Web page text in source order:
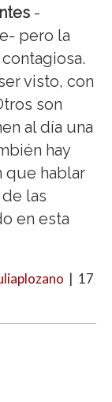
-
pero la
visto, con
son
al día una
hay
que hablar
las
en esta
| 17